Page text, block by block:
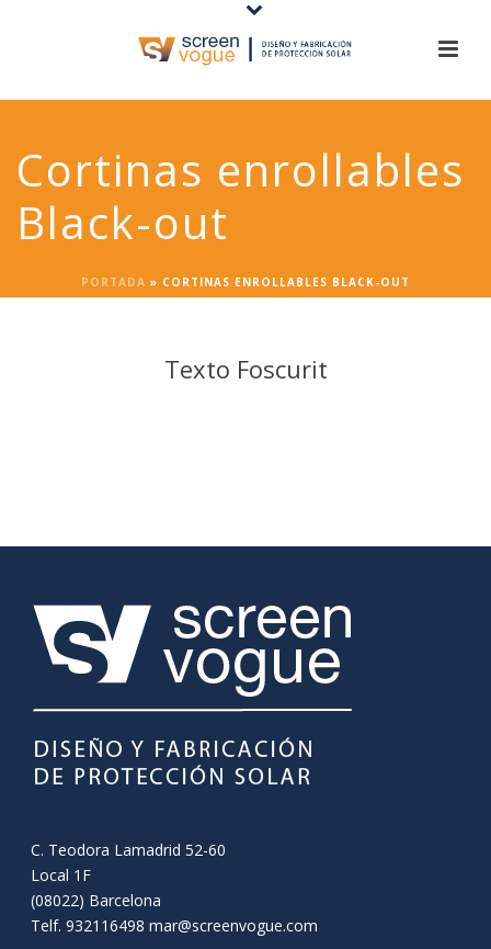
Cortinas enrollables
Black-out
PORTADA » CORTINAS ENROLLABLES BLACK-OUT
Texto Foscurit
C. Teodora Lamadrid 52-60
Local 1F
(08022) Barcelona
Telf. 932116498mar@screenvogue.com